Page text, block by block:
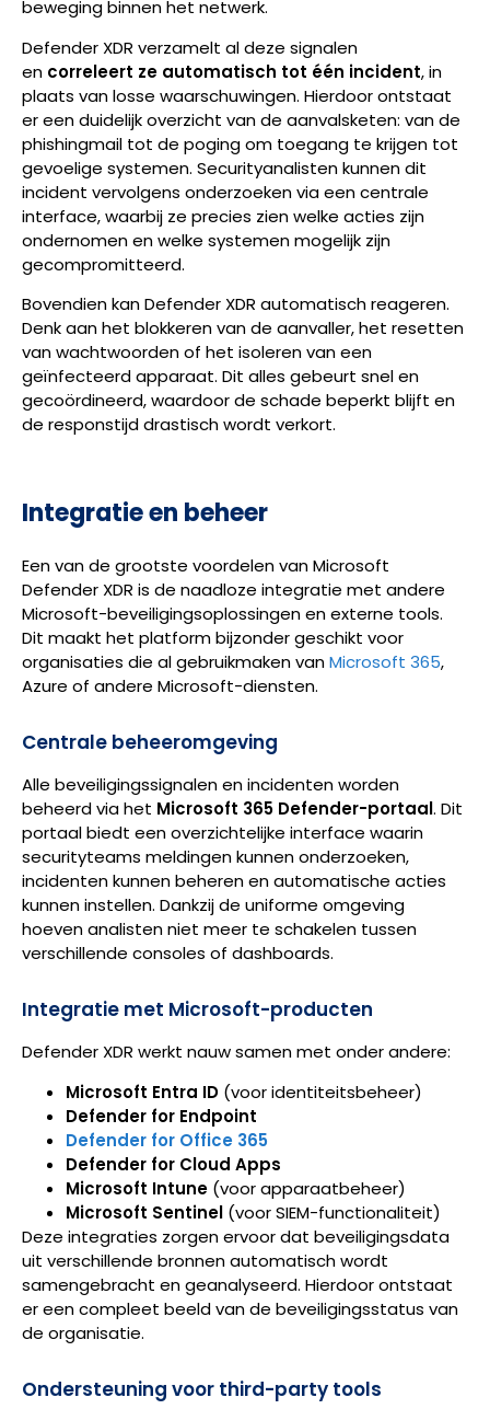
beweging binnen het netwerk.
Defender XDR verzamelt al deze signalen
en correleert ze automatisch tot één incident, in
plaats van losse waarschuwingen. Hierdoor ontstaat
er een duidelijk overzicht van de aanvalsketen: van de
phishingmail tot de poging om toegang te krijgen tot
gevoelige systemen. Securityanalisten kunnen dit
incident vervolgens onderzoeken via een centrale
interface, waarbij ze precies zien welke acties zijn
ondernomen en welke systemen mogelijk zijn
gecompromitteerd.
Bovendien kan Defender XDR automatisch reageren.
Denk aan het blokkeren van de aanvaller, het resetten
van wachtwoorden of het isoleren van een
geïnfecteerd apparaat. Dit alles gebeurt snel en
gecoördineerd, waardoor de schade beperkt blijft en
de responstijd drastisch wordt verkort.
Integratie en beheer
Een van de grootste voordelen van Microsoft
Defender XDR is de naadloze integratie met andere
Microsoft-beveiligingsoplossingen en externe tools.
Dit maakt het platform bijzonder geschikt voor
organisaties die al gebruikmaken vanMicrosoft 365,
Azure of andere Microsoft-diensten.
Centrale beheeromgeving
Alle beveiligingssignalen en incidenten worden
beheerd via het Microsoft 365 Defender-portaal. Dit
portaal biedt een overzichtelijke interface waarin
securityteams meldingen kunnen onderzoeken,
incidenten kunnen beheren en automatische acties
kunnen instellen. Dankzij de uniforme omgeving
hoeven analisten niet meer te schakelen tussen
verschillende consoles of dashboards.
Integratie met Microsoft-producten
Defender XDR werkt nauw samen met onder andere:
Microsoft Entra ID (voor identiteitsbeheer)
Defender for Endpoint
Defender for Office 365
Defender for Cloud Apps
Microsoft Intune (voor apparaatbeheer)
Microsoft Sentinel (voor SIEM-functionaliteit)
Deze integraties zorgen ervoor dat beveiligingsdata
uit verschillende bronnen automatisch wordt
samengebracht en geanalyseerd. Hierdoor ontstaat
er een compleet beeld van de beveiligingsstatus van
de organisatie.
Ondersteuning voor third-party tools